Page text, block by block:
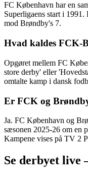
FC København har en
Superligaens start i
mod Brøndby's 7.
Hvad kaldes FCK-
Opgøret mellem FC
store derby' eller
omtalte kamp i dansk
Er FCK og
Ja. FC København og
sæsonen 2025-26 om en
Kampene vises på TV 2
Se derbyet